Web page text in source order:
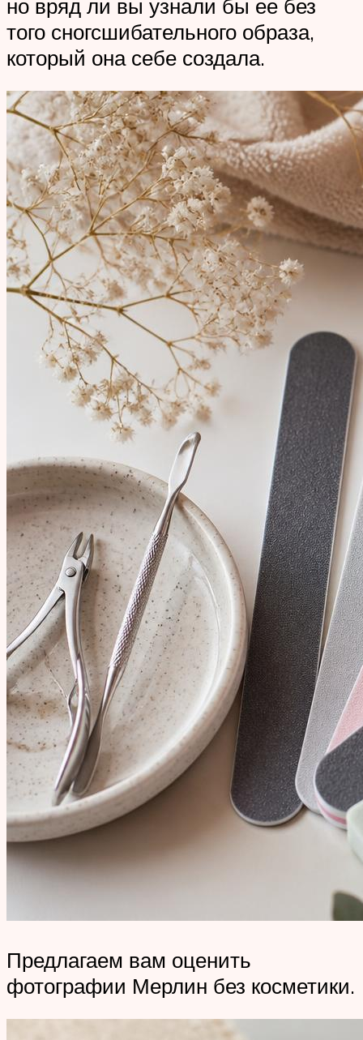
но вряд ли вы узнали бы ее без
того сногсшибательного образа,
который она себе создала.
Предлагаем вам оценить
фотографии Мерлин без косметики.